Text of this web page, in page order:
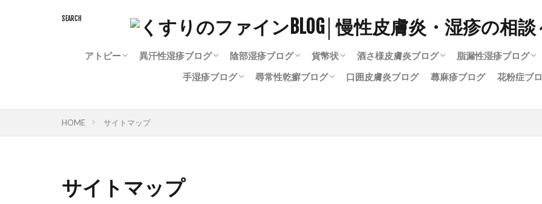
アトピー
赤ちゃんのアトピー性皮膚炎
大人のアトピー性皮膚炎
異汗性湿疹ブログ
異汗性湿疹治療中
陰部湿疹ブログ
陰部湿疹完治ブログ
治らない陰部湿疹
治療中の陰部湿疹
陰部湿疹の症状
女性の陰部湿疹
貨幣状
貨幣状湿疹治ったブログ
治療中の貨幣状湿疹
貨幣状湿疹の再発
アレルギーと貨幣状湿疹
酒さ様皮膚炎ブログ
酒さ完治ブログ
酒さ治療中
酒さとプロトピック
酒さとステロイド
酒さスキンケアブログ
酒さと漢方
脂漏性湿疹ブログ
脂漏性湿疹完治ブロ
治療中の脂漏性湿
頭皮の脂漏性湿疹
顔の脂漏性湿疹
手湿疹ブログ 尋常性乾癬ブログ 口囲皮膚炎ブログ 蕁麻疹ブログ 花粉症ブ
HOME サイトマップ
サイトマップ